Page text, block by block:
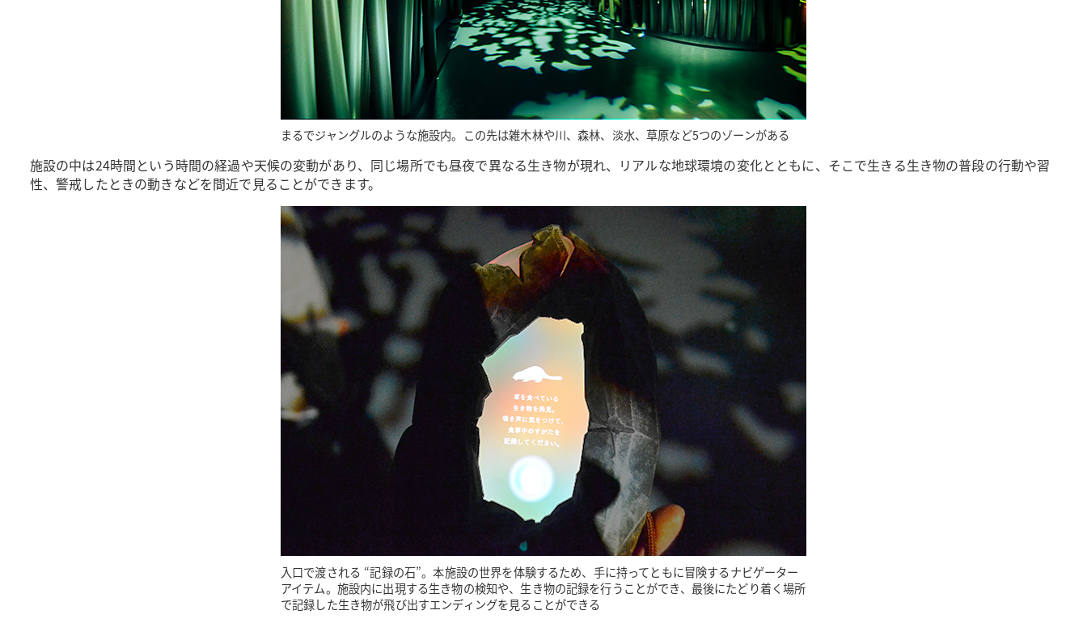
まるでジャングルのような施設内。この先は雑木林や川、森林、淡水、草原など5つのゾーンがある
施設の中は24時間という時間の経過や天候の変動があり、同じ場所でも昼夜で異なる生き物が現れ、リアルな地球環境の変化とともに、そこで生きる生き物の普段の行動や習
性、警戒したときの動きなどを間近で見ることができます。
入口で渡される “記録の石”。本施設の世界を体験するため、手に持ってともに冒険するナビゲーター
アイテム。施設内に出現する生き物の検知や、生き物の記録を行うことができ、最後にたどり着く場所
で記録した生き物が飛び出すエンディングを見ることができる